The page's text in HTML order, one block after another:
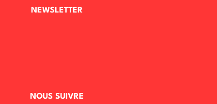
NEWSLETTER
NOUS SUIVRE